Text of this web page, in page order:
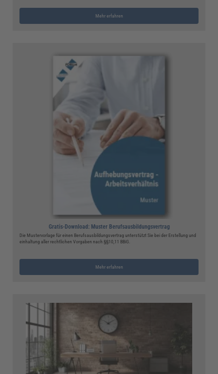
Mehr erfahren
Gratis-Download: Muster Berufsausbildungsvertrag
Die Mustervorlage für einen Berufsausbildungsvertrag unterstützt Sie bei der Erstellung und
einhaltung aller rechtlichen Vorgaben nach §§10,11 BBiG.
Mehr erfahren